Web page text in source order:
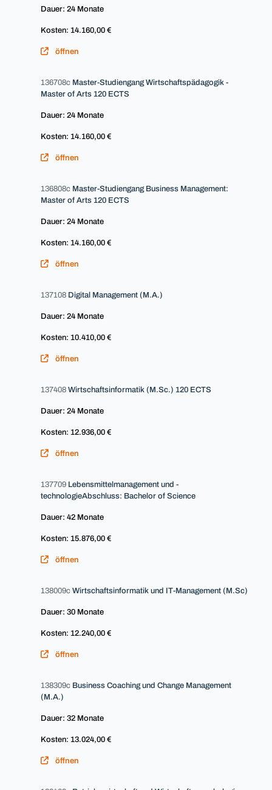
Dauer: 24 Monate
Kosten: 14.160,00 €
öffnen
136708c Master-Studiengang Wirtschaftspädagogik -
Master of Arts 120 ECTS
Dauer: 24 Monate
Kosten: 14.160,00 €
öffnen
136808c Master-Studiengang Business Management:
Master of Arts 120 ECTS
Dauer: 24 Monate
Kosten: 14.160,00 €
öffnen
137108 Digital Management (M.A.)
Dauer: 24 Monate
Kosten: 10.410,00 €
öffnen
137408 Wirtschaftsinformatik (M.Sc.) 120 ECTS
Dauer: 24 Monate
Kosten: 12.936,00 €
öffnen
137709 Lebensmittelmanagement und -
technologieAbschluss: Bachelor of Science
Dauer: 42 Monate
Kosten: 15.876,00 €
öffnen
138009c Wirtschaftsinformatik und IT-Management (M.Sc)
Dauer: 30 Monate
Kosten: 12.240,00 €
öffnen
138309c Business Coaching und Change Management
(M.A.)
Dauer: 32 Monate
Kosten: 13.024,00 €
öffnen